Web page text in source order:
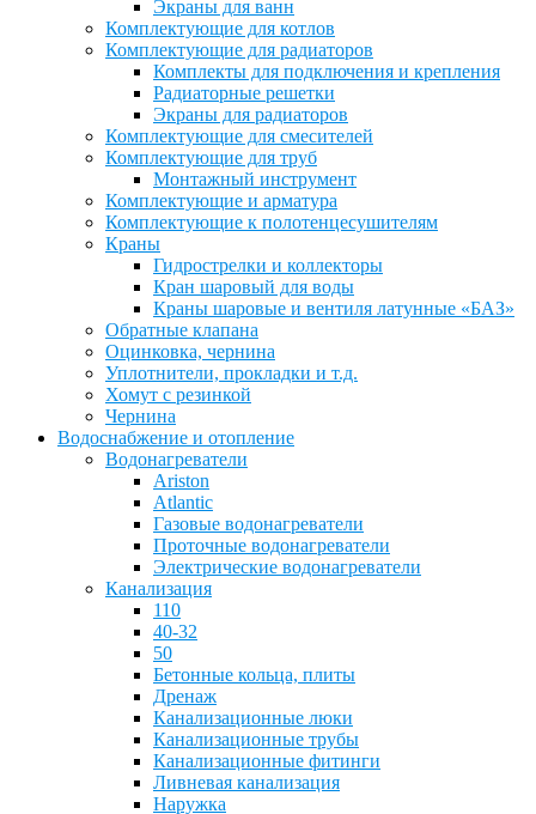
Экраны для ванн
Комплектующие для котлов
Комплектующие для радиаторов
Комплекты для подключения и крепления
Радиаторные решетки
Экраны для радиаторов
Комплектующие для смесителей
Комплектующие для труб
Монтажный инструмент
Комплектующие и арматура
Комплектующие к полотенцесушителям
Краны
Гидрострелки и коллекторы
Кран шаровый для воды
Краны шаровые и вентиля латунные «БАЗ»
Обратные клапана
Оцинковка, чернина
Уплотнители, прокладки и т.д.
Хомут с резинкой
Чернина
Водоснабжение и отопление
Водонагреватели
Ariston
Atlantic
Газовые водонагреватели
Проточные водонагреватели
Электрические водонагреватели
Канализация
110
40-32
50
Бетонные кольца, плиты
Дренаж
Канализационные люки
Канализационные трубы
Канализационные фитинги
Ливневая канализация
Наружка